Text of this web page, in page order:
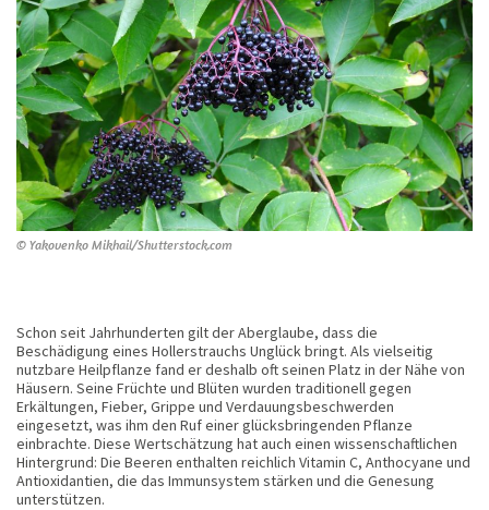
© Yakovenko Mikhail/Shutterstock.com
Schon seit Jahrhunderten gilt der Aberglaube, dass die
Beschädigung eines Hollerstrauchs Unglück bringt. Als vielseitig
nutzbare Heilpflanze fand er deshalb oft seinen Platz in der Nähe von
Häusern. Seine Früchte und Blüten wurden traditionell gegen
Erkältungen, Fieber, Grippe und Verdauungsbeschwerden
eingesetzt, was ihm den Ruf einer glücksbringenden Pflanze
einbrachte. Diese Wertschätzung hat auch einen wissenschaftlichen
Hintergrund: Die Beeren enthalten reichlich Vitamin C, Anthocyane und
Antioxidantien, die das Immunsystem stärken und die Genesung
unterstützen.